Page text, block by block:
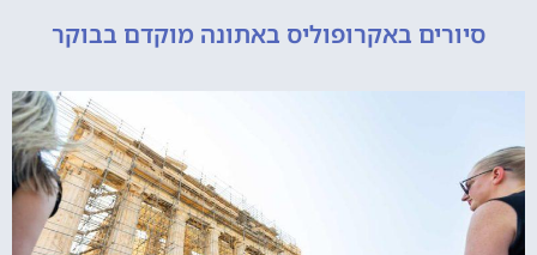
באקרופוליס באתונה מוקדם בבוקר